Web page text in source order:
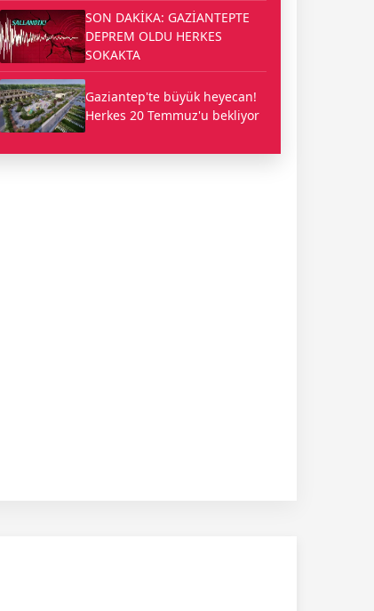
SON DAKİKA: GAZİANTEPTE
DEPREM OLDU HERKES
SOKAKTA
Gaziantep'te büyük heyecan!
Herkes 20 Temmuz'u bekliyor